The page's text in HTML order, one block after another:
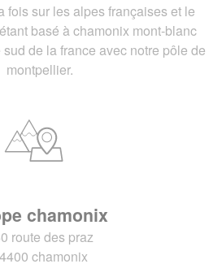
fois sur les alpes françaises et le
basé à chamonix mont-blanc
de la france avec notre pôle de
montpellier.
chamonix
route des praz
chamonix